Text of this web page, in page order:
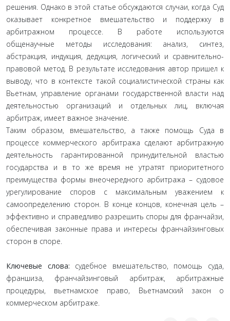
решения. Однако в этой статье обсуждаются случаи, когда Суд
оказывает конкретное вмешательство и поддержку в
арбитражном процессе. В работе используются
общенаучные методы исследования: анализ, синтез,
абстракция, индукция, дедукция, логический и сравнительно-
правовой метод. В результате исследования автор пришел к
выводу, что в контексте такой социалистической страны как
Вьетнам, управление органами государственной власти над
деятельностью организаций и отдельных лиц, включая
арбитраж, имеет важное значение.
Таким образом, вмешательство, а также помощь Суда в
процессе коммерческого арбитража сделают арбитражную
деятельность гарантированной принудительной властью
государства и в то же время не утратят приоритетного
преимущества формы внеочередного арбитража – судовое
урегулирование споров с максимальным уважением к
самоопределению сторон. В конце концов, конечная цель –
эффективно и справедливо разрешить споры для франчайзи,
обеспечивая законные права и интересы франчайзинговых
сторон в споре.
Ключевые слова: судебное вмешательство, помощь суда,
франшиза, франчайзинговый арбитраж, арбитражные
процедуры, вьетнамское право, Вьетнамский закон о
коммерческом арбитраже.